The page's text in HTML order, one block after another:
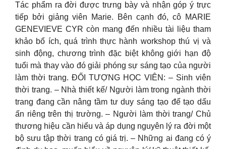
Tác phẩm ra đời được trưng bày và nhận góp ý trực
tiếp bởi giảng viên Marie. Bên cạnh đó, cô MARIE
GENEVIEVE CYR còn mang đến nhiều tài liệu tham
khảo bổ ích, quá trình thực hành workshop thú vị và
sinh động, chương trình đặc biệt không giới hạn độ
tuổi mà thay vào đó giải phóng sự sáng tạo của người
làm thời trang. ĐỐI TƯỢNG HỌC VIÊN: – Sinh viên
thời trang. – Nhà thiết kế/ Người làm trong ngành thời
trang đang cần nâng tầm tư duy sáng tạo để tạo dấu
ấn riêng trên thị trường. – Người làm thời trang/ Chủ
thương hiệu cần hiểu và áp dụng nguyên lý ra đời một
bộ sưu tập thời trang có giá trị. – Những ai đang có ý